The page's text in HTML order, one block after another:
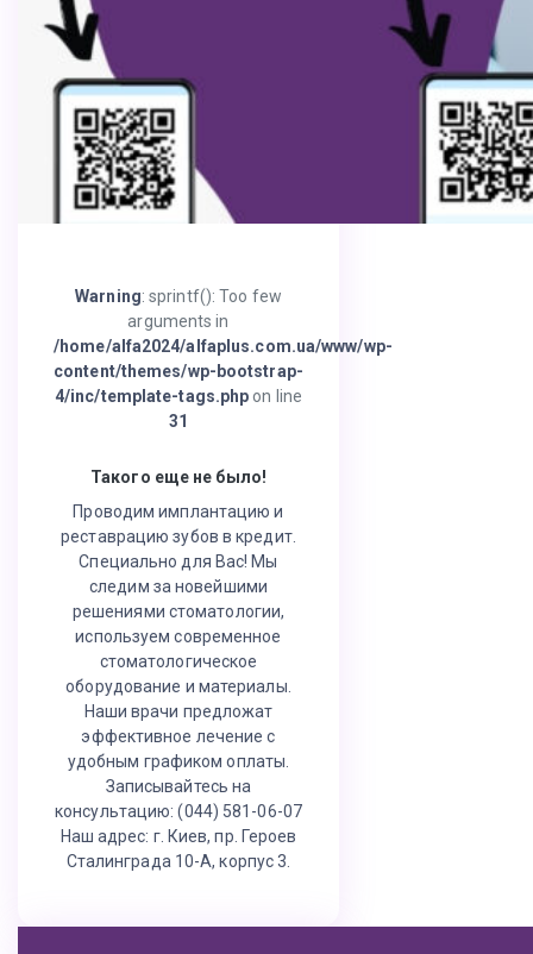
Warning: sprintf(): Too few
arguments in
/home/alfa2024/alfaplus.com.ua/www/wp-
content/themes/wp-bootstrap-
4/inc/template-tags.php on line
31
Такого еще не было!
Проводим имплантацию и
реставрацию зубов в кредит.
Специально для Вас! Мы
следим за новейшими
решениями стоматологии,
используем современное
стоматологическое
оборудование и материалы.
Наши врачи предложат
эффективное лечение с
удобным графиком оплаты.
Записывайтесь на
консультацию: (044) 581-06-07
Наш адрес: г. Киев, пр. Героев
Сталинграда 10-А, корпус 3.